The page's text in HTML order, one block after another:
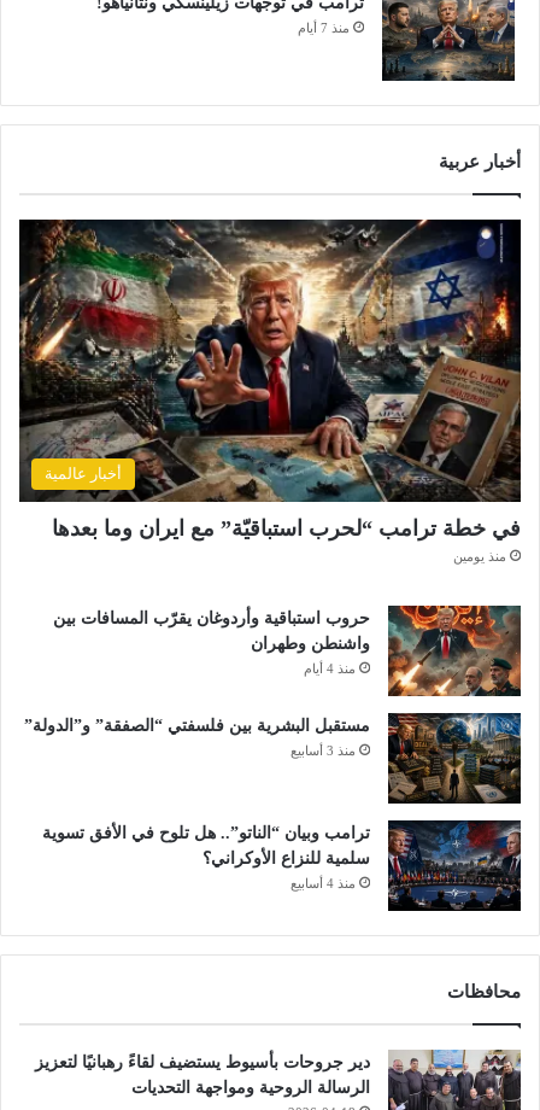
منذ 7 أيام
أخبار عربية
أخبار عالمية
في خطة ترامب “لحرب استباقيّة” مع ايران وما بعدها
منذ يومين
حروب استباقية وأردوغان يقرّب المسافات بين
واشنطن وطهران
منذ 4 أيام
مستقبل البشرية بين فلسفتي “الصفقة” و”الدولة”
منذ 3 أسابيع
ترامب وبيان “الناتو”.. هل تلوح في الأفق تسوية
سلمية للنزاع الأوكراني؟
منذ 4 أسابيع
محافظات
دير جروحات بأسيوط يستضيف لقاءً رهبانيًا لتعزيز
الرسالة الروحية ومواجهة التحديات